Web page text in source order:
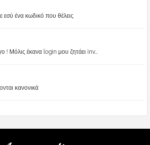
εσύ ένα κωδικό που θέλεις
! Μόλις έκανα login μου ζητάει inv...
κανονικά